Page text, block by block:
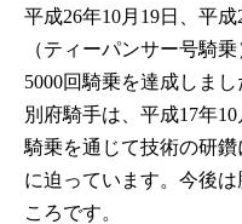
平成26年10月19日、平
（ティーパンサー号騎
5000回騎乗を達成しまし
別府騎手は、平成17年
騎乗を通じて技術の研
に迫っています。今後
ころです。